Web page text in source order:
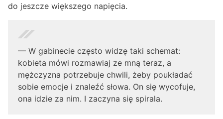
do jeszcze większego napięcia.
— W gabinecie często widzę taki schemat:
kobieta mówi rozmawiaj ze mną teraz, a
mężczyzna potrzebuje chwili, żeby poukładać
sobie emocje i znaleźć słowa. On się wycofuje,
ona idzie za nim. I zaczyna się spirala.